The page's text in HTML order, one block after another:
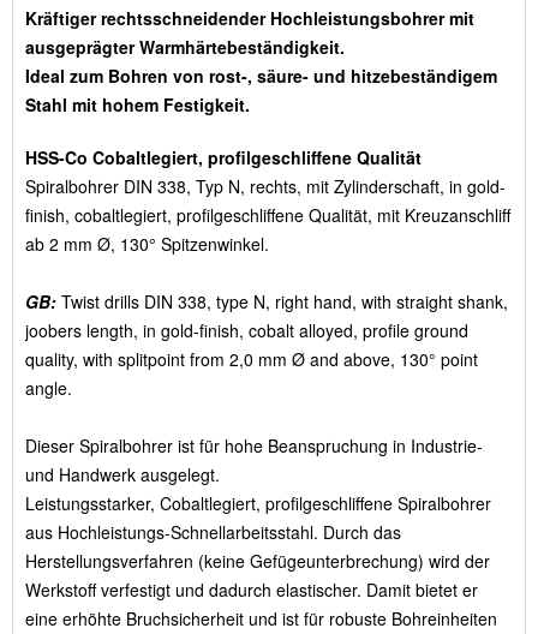
Kräftiger rechtsschneidender Hochleistungsbohrer mit
ausgeprägter Warmhärtebeständigkeit.
Ideal zum Bohren von rost-, säure- und hitzebeständigem
Stahl mit hohem Festigkeit.
HSS-Co Cobaltlegiert, profilgeschliffene Qualität
Spiralbohrer DIN 338, Typ N, rechts, mit Zylinderschaft, in gold-
finish, cobaltlegiert, profilgeschliffene Qualität, mit Kreuzanschliff
ab 2 mm Ø, 130° Spitzenwinkel.
GB: Twist drills DIN 338, type N, right hand, with straight shank,
joobers length, in gold-finish, cobalt alloyed, profile ground
quality, with splitpoint from 2,0 mm Ø and above, 130° point
angle.
Dieser Spiralbohrer ist für hohe Beanspruchung in Industrie-
und Handwerk ausgelegt.
Leistungsstarker, Cobaltlegiert, profilgeschliffene Spiralbohrer
aus Hochleistungs-Schnellarbeitsstahl. Durch das
Herstellungsverfahren (keine Gefügeunterbrechung) wird der
Werkstoff verfestigt und dadurch elastischer. Damit bietet er
eine erhöhte Bruchsicherheit und ist für robuste Bohreinheiten